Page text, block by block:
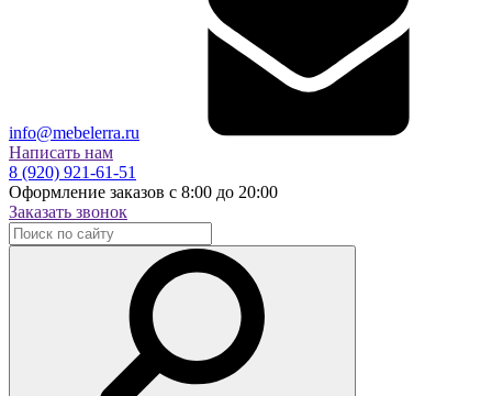
info@mebelerra.ru
Написать нам
8 (920) 921-61-51
Оформление заказов с 8:00 до 20:00
Заказать звонок